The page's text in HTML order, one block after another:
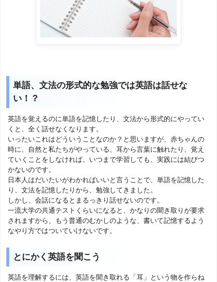
単語、文法の形式的な勉強では英語は話せな
い！？
英語を覚えるのに単語を記憶したり、文法から形式的にやってい
くと、全く話せなくなります。
いったいこれはどういうことなのか？と思いますが、赤ちゃんの
時に、自然と私たちがやっている、耳から言葉に触れたり、覚え
ていくことをしなければ、いつまで学習しても、実践には結びつ
かないのです。
日本人はだいたいがわかればいいと言うことで、単語を記憶した
り、文法を記憶したりから、勉強してきました。
しかし、会話になるとまるっきり話せないのです。
一流大学の共通テストくらいになると、かなりの聞き取りが要求
されますから、もう普通のむかしのような、書いて記憶するよう
なやり方ではついていけないです。
とにかく英語を聞こう
英語を理解するには、英語を聞き取れる「耳」という物を作らね